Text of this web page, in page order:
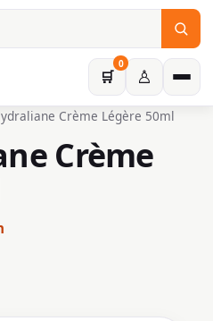
🛒
0
♙
Crème Légère 50ml
Crème